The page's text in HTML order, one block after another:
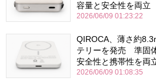
容量と安全性を両立
2026/06/09 01:23:22
QIROCA、薄さ約
テリーを発売 準固
安全性と携帯性を両
2026/06/09 01:08:35